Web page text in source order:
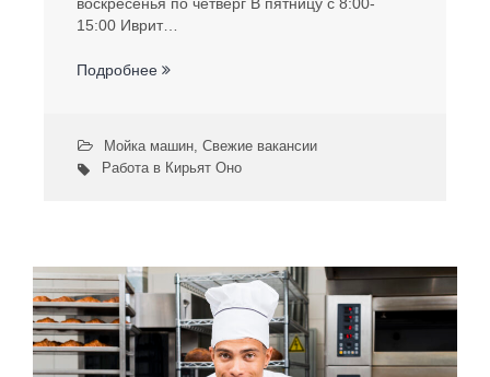
15:00 Иврит…
Подробнее
Мойка машин, Свежие вакансии
Работа в Кирьят Оно